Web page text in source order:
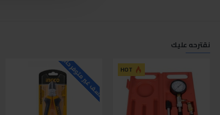
نقترحه عليك
HOT للاسف غير متوفر حاليا